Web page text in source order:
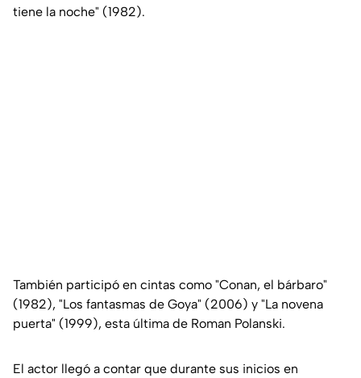
tiene la noche" (1982).
También participó en cintas como "Conan, el bárbaro"
(1982), "Los fantasmas de Goya" (2006) y "La novena
puerta" (1999), esta última de Roman Polanski.
El actor llegó a contar que durante sus inicios en